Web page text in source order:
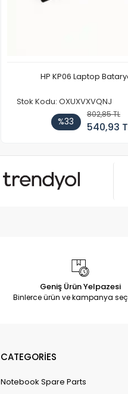
HP KP06 Laptop
Stok Kodu: OXUXVXVQNJ
%33
802,85 TL
540,93
Geniş Ürün Yelpazesi
Binlerce ürün ve kampanya
CATEGORİES
Notebook Spare Parts